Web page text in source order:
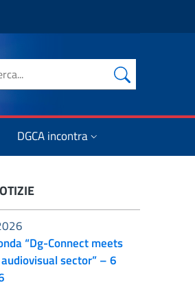
nel sito
DGCA incontra
“Dg-Connect meets
sector” – 6